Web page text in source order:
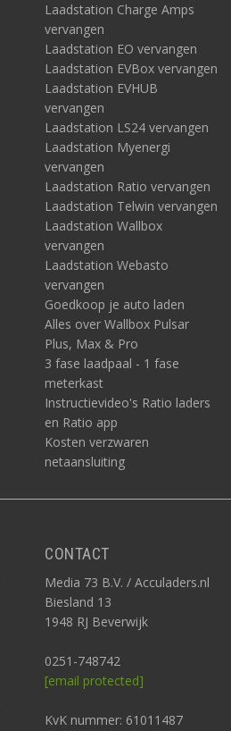
Laadstation Charge Amps
vervangen
Laadstation EO vervangen
Laadstation EVBox vervangen
Laadstation EVHUB
vervangen
Laadstation LS24 vervangen
Laadstation Myenergi
vervangen
Laadstation Ratio vervangen
Laadstation Telwin vervangen
Laadstation Wallbox
vervangen
Laadstation Webasto
vervangen
Goedkoop je auto laden
Alles over Wallbox Pulsar
Plus, Max & Pro
3 fase laadpaal - 1 fase
meterkast
Instructievideo's Ratio laders
en Ratio app
Kosten verzwaren
netaansluiting
CONTACT
Media 73 B.V. / Acculaders.nl
Biesland 13
1948 RJ Beverwijk
0251-748742
[email protected]
KvK nummer: 61011487